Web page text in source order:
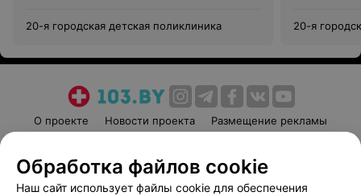
20-я городская детская поликлиника 20-я
О проекте Новости проекта
Размещение рекламы
Пользовательское соглашение
Способы оплаты
Вакансии
Партнеры
Обработка файлов cookie
Наш сайт использует файлы cookie для обеспечения